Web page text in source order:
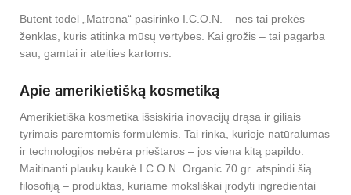
Būtent todėl „Matrona“ pasirinko I.C.O.N. – nes tai prekės
ženklas, kuris atitinka mūsų vertybes. Kai grožis – tai pagarba
sau, gamtai ir ateities kartoms.
Apie amerikietišką kosmetiką
Amerikietiška kosmetika išsiskiria inovacijų drąsa ir giliais
tyrimais paremtomis formulėmis. Tai rinka, kurioje natūralumas
ir technologijos nebėra prieštaros – jos viena kitą papildo.
Maitinanti plaukų kaukė I.C.O.N. Organic 70 gr. atspindi šią
filosofiją – produktas, kuriame moksliškai įrodyti ingredientai